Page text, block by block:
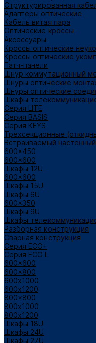
Структурированная
Адаптеры оптические
Кабель витая пара
Оптические кроссы
Аксессуары
Кроссы оптические
Кроссы оптические
Патч-панели
Шнур коммутационный
Шнуры оптические
Шнуры оптические
Шкафы
Cерия LITE
Cерия BASIS
Cерия KEYS
Трехсекционные
Встраиваемый
600x450
600x600
Шкафы 12U
600x600
Шкафы 15U
Шкафы 6U
600x350
Шкафы 9U
Шкафы
Разборная конструкция
Сварная конструкция
Серия ECO+
Серия ECO L
600x600
600x800
600х1000
600х1200
800x800
800х1000
800х1200
Шкафы 18U
Шкафы 24U
Шкафы 27U